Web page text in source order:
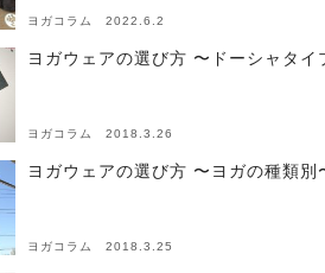
ヨガコラム 2022.6.2
ヨガウェアの選び方 〜ドーシャタイ
ヨガコラム 2018.3.26
ヨガウェアの選び方 〜ヨガの種類別
ヨガコラム 2018.3.25